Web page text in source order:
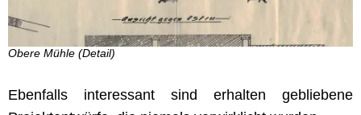
Obere Mühle (Detail)
Ebenfalls interessant sind erhalten gebliebene